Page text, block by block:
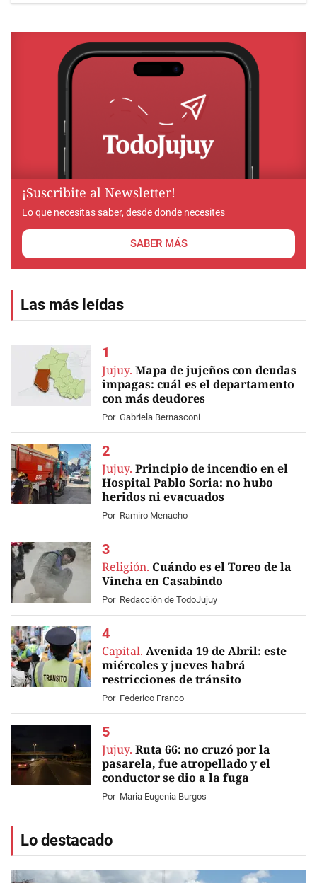
¡Suscribite al Newsletter!
Lo que necesitas saber, desde donde necesites
SABER MÁS
Las más leídas
Jujuy. Mapa de jujeños con deudas
impagas: cuál es el departamento
con más deudores
Por Gabriela Bernasconi
Jujuy. Principio de incendio en el
Hospital Pablo Soria: no hubo
heridos ni evacuados
Por Ramiro Menacho
Religión. Cuándo es el Toreo de la
Vincha en Casabindo
Por Redacción de TodoJujuy
Capital. Avenida 19 de Abril: este
miércoles y jueves habrá
restricciones de tránsito
Por Federico Franco
Jujuy. Ruta 66: no cruzó por la
pasarela, fue atropellado y el
conductor se dio a la fuga
Por Maria Eugenia Burgos
Lo destacado